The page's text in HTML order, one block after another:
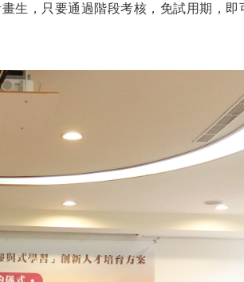
生，只要通過階段考核，免試用期，